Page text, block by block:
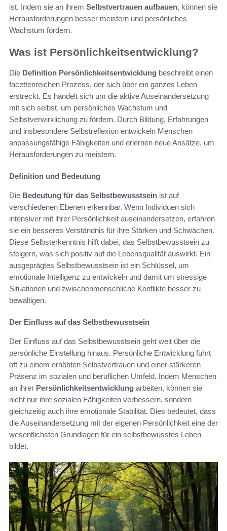
ist. Indem sie an ihrem Selbstvertrauen aufbauen, können sie
Herausforderungen besser meistern und persönliches
Wachstum fördern.
Was ist Persönlichkeitsentwicklung?
Die Definition Persönlichkeitsentwicklung beschreibt einen
facettenreichen Prozess, der sich über ein ganzes Leben
erstreckt. Es handelt sich um die aktive Auseinandersetzung
mit sich selbst, um persönliches Wachstum und
Selbstverwirklichung zu fördern. Durch Bildung, Erfahrungen
und insbesondere Selbstreflexion entwickeln Menschen
anpassungsfähige Fähigkeiten und erlernen neue Ansätze, um
Herausforderungen zu meistern.
Definition und Bedeutung
Die Bedeutung für das Selbstbewusstsein ist auf
verschiedenen Ebenen erkennbar. Wenn Individuen sich
intensiver mit ihrer Persönlichkeit auseinandersetzen, erfahren
sie ein besseres Verständnis für ihre Stärken und Schwächen.
Diese Selbsterkenntnis hilft dabei, das Selbstbewusstsein zu
steigern, was sich positiv auf die Lebensqualität auswirkt. Ein
ausgeprägtes Selbstbewusstsein ist ein Schlüssel, um
emotionale Intelligenz zu entwickeln und damit um stressige
Situationen und zwischenmenschliche Konflikte besser zu
bewältigen.
Der Einfluss auf das Selbstbewusstsein
Der Einfluss auf das Selbstbewusstsein geht weit über die
persönliche Einstellung hinaus. Persönliche Entwicklung führt
oft zu einem erhöhten Selbstvertrauen und einer stärkeren
Präsenz im sozialen und beruflichen Umfeld. Indem Menschen
an ihrer Persönlichkeitsentwicklung arbeiten, können sie
nicht nur ihre sozialen Fähigkeiten verbessern, sondern
gleichzeitig auch ihre emotionale Stabilität. Dies bedeutet, dass
die Auseinandersetzung mit der eigenen Persönlichkeit eine der
wesentlichsten Grundlagen für ein selbstbewusstes Leben
bildet.